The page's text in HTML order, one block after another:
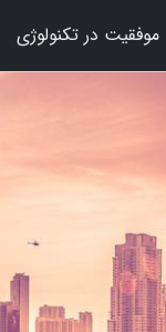
موفقیت در تکنولوژی